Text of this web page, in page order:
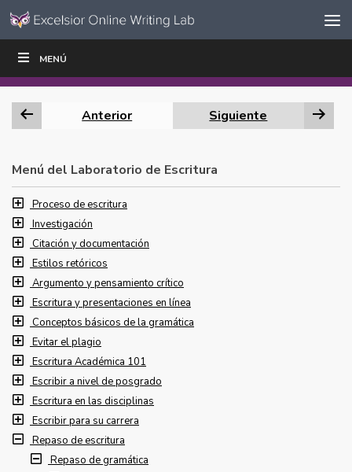
Ir al contenido
navegación
MENÚ
ESCRIBIR
Anterior Siguiente
Menú del Laboratorio de Escritura
Proceso de escritura
Investigación
Citación y documentación
Estilos retóricos
Argumento y pensamiento crítico
Escritura y presentaciones en línea
Conceptos básicos de la gramática
Evitar el plagio
Escritura Académica 101
Escribir a nivel de posgrado
Escritura en las disciplinas
Escribir para su carrera
Repaso de escritura
Repaso de gramática